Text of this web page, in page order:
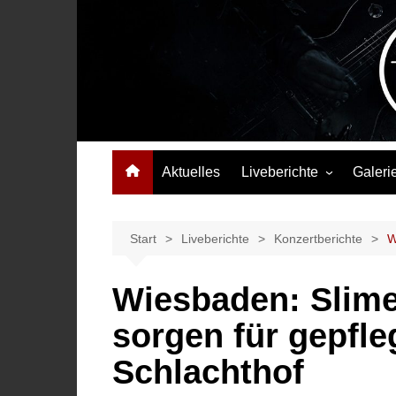
Das Musikmagazin, das Wellen schlägt. Konzerte,
Aktuelles Liveberichte
Festivalberichte
Highlights
Start Liveberichte Konzertberichte
Wiesbaden:
sorgen für
Schlachthof